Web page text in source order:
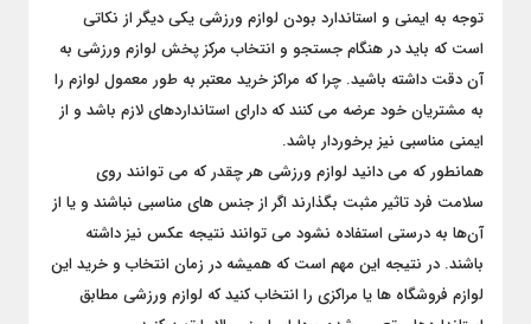
توجه به ایمنی و استاندارد بودن لوازم ورزشی یکی دیگر از نکاتی
است که باید در هنگام جستجو و انتخاب مرکز پخش لوازم ورزشی به
آن دقت داشته باشید. چرا که مراکز خرید معتبر به طور معمول لوازم را
به مشتریان خود عرضه می کنند که دارای استانداردهای لازم باشد و از
ایمنی مناسبی نیز برخوردار باشد.
همانطور که می دانید لوازم ورزشی هر چقدر که می توانند روی
سلامت فرد تاثیر مثبت بگذارند اگر از جنس های مناسبی نباشند و یا از
آن‌ها به درستی استفاده نشود می توانند نتیجه عکس نیز داشته
باشند. در نتیجه این مهم است که همیشه در زمان انتخاب و خرید این
لوازم فروشگاه ها یا مراکزی را انتخاب کنید که لوازم ورزشی مطابق